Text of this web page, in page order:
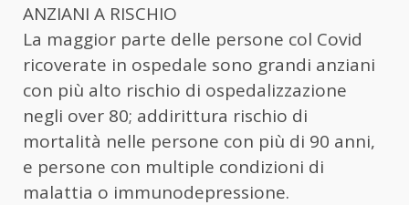
ANZIANI A RISCHIO
La maggior parte delle persone col Covid
ricoverate in ospedale sono grandi anziani
con più alto rischio di ospedalizzazione
negli over 80; addirittura rischio di
mortalità nelle persone con più di 90 anni,
e persone con multiple condizioni di
malattia o immunodepressione.